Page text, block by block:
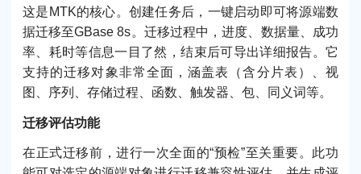
这是MTK的核心。创建任务后，一键启动即可将源端数
据迁移至GBase 8s。迁移过程中，进度、数据量、成功
率、耗时等信息一目了然，结束后可导出详细报告。它
支持的迁移对象非常全面，涵盖表（含分片表）、视
图、序列、存储过程、函数、触发器、包、同义词等。
迁移评估功能
在正式迁移前，进行一次全面的“预检”至关重要。此功